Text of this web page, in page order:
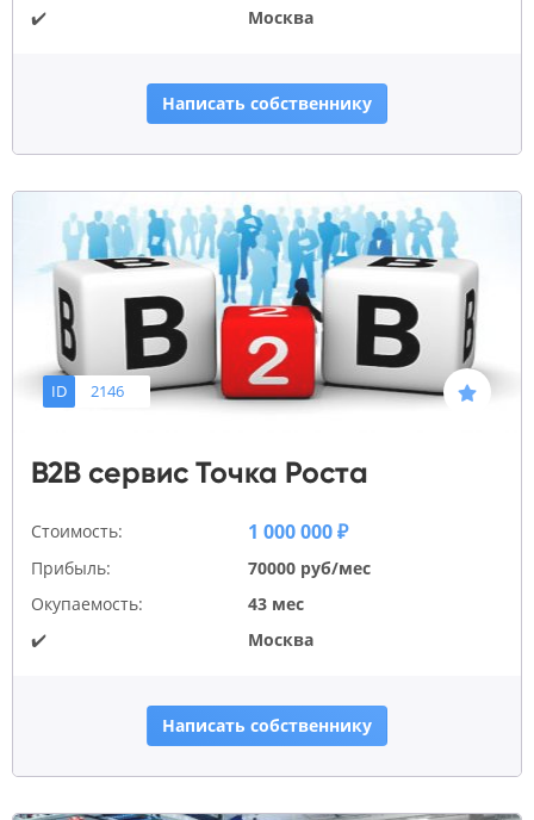
✔️
Москва
Написать собственнику
ID 2146
B2B сервис Точка Роста
Стоимость: 1 000 000 ₽
Прибыль:
70000 руб/мес
Окупаемость:
43 мес
✔️
Москва
Написать собственнику